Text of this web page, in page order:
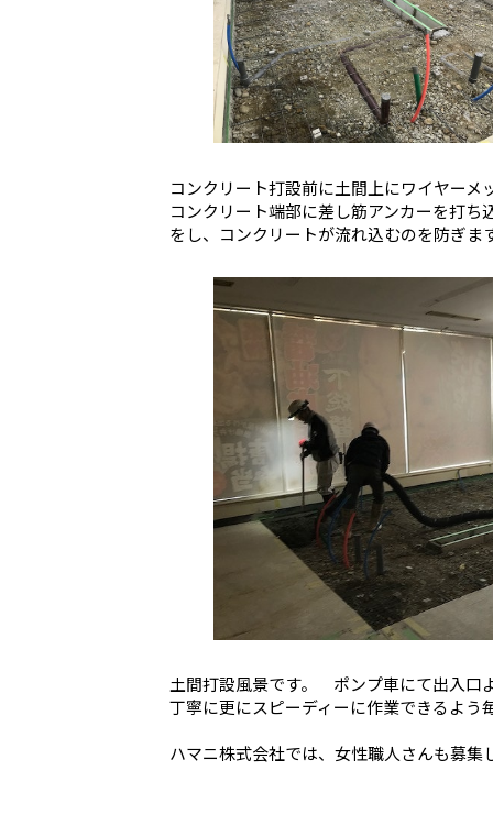
コンクリート打設前に土間上にワイヤー
コンクリート端部に差し筋アンカーを打
をし、コンクリートが流れ込むのを防ぎま
土間打設風景です。 ポンプ車にて出入口
丁寧に更にスピーディーに作業できるよう
ハマニ株式会社では、女性職人さんも募